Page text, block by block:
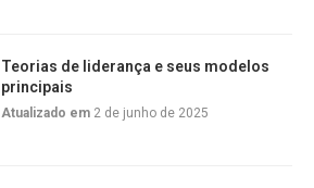
Teorias de liderança e seus modelos
principais
Atualizado em 2 de junho de 2025